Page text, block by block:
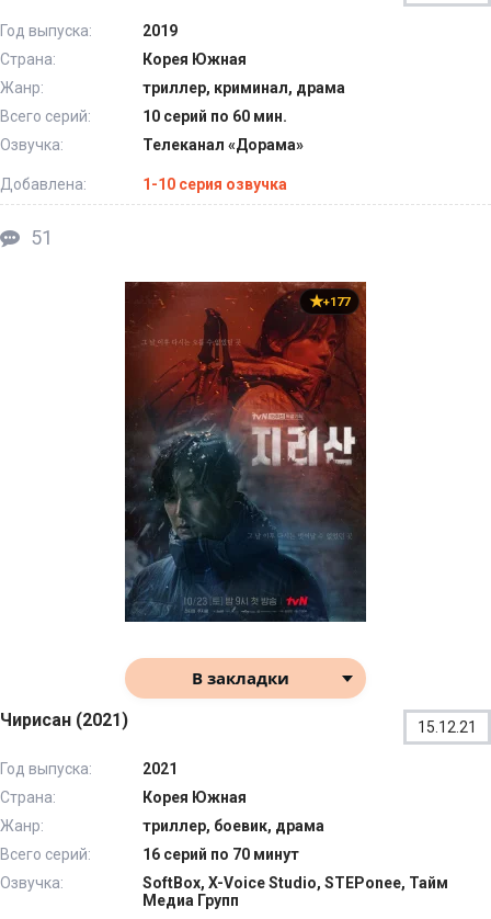
Год выпуска:
2019
Страна:
Корея Южная
Жанр:
триллер, криминал, драма
Всего серий:
10 серий по 60 мин.
Озвучка:
Телеканал «Дорама»
Добавлена: 1-10 серия озвучка
51
+177
В закладки
Чирисан (2021) 15.12.21
Год выпуска:
2021
Страна:
Корея Южная
Жанр:
триллер, боевик, драма
Всего серий:
16 серий по 70 минут
Озвучка:
SoftBox, X-Voice Studio, STEPonee, Тайм
Медиа Групп